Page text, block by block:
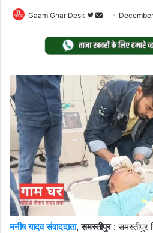
Gaam Ghar Desk
Follow
Twitter
Send
email
मनीष यादव संवाददाता, समस्तीपुर :समस्तीपुर